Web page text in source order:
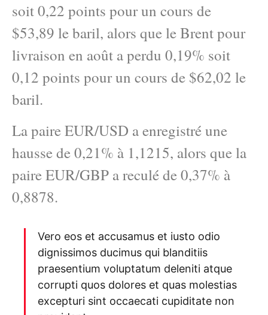
soit 0,22 points pour un cours de
$53,89 le baril, alors que le Brent pour
livraison en août a perdu 0,19% soit
0,12 points pour un cours de $62,02 le
baril.
La paire EUR/USD a enregistré une
hausse de 0,21% à 1,1215, alors que la
paire EUR/GBP a reculé de 0,37% à
0,8878.
Vero eos et accusamus et iusto odio
dignissimos ducimus qui blanditiis
praesentium voluptatum deleniti atque
corrupti quos dolores et quas molestias
excepturi sint occaecati cupiditate non